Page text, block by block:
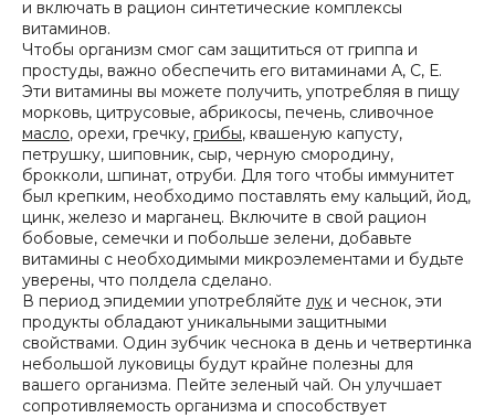
и включать в рацион синтетические комплексы
витаминов.
Чтобы организм смог сам защититься от гриппа и
простуды, важно обеспечить его витаминами А, С, Е.
Эти витамины вы можете получить, употребляя в пищу
морковь, цитрусовые, абрикосы, печень, сливочное
масло, орехи, гречку, грибы, квашеную капусту,
петрушку, шиповник, сыр, черную смородину,
брокколи, шпинат, отруби. Для того чтобы иммунитет
был крепким, необходимо поставлять ему кальций, йод,
цинк, железо и марганец. Включите в свой рацион
бобовые, семечки и побольше зелени, добавьте
витамины с необходимыми микроэлементами и будьте
уверены, что полдела сделано.
В период эпидемии употребляйте лук и чеснок, эти
продукты обладают уникальными защитными
свойствами. Один зубчик чеснока в день и четвертинка
небольшой луковицы будут крайне полезны для
вашего организма. Пейте зеленый чай. Он улучшает
сопротивляемость организма и способствует